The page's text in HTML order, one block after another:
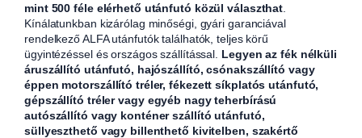
mint 500 féle elérhető utánfutó közül választhat
Kínálatunkban kizárólag minőségi, gyári garanciával
rendelkező ALFA utánfutók találhatók, teljes körű
ügyintézéssel és országos szállítással. Legyen az fék nélküli
áruszállító utánfutó, hajószállító, csónakszállító vagy
éppen motorszállító tréler, fékezett síkplatós utánfutó,
gépszállító tréler vagy egyéb nagy teherbírású
autószállító vagy konténer szállító utánfutó,
süllyeszthető vagy billenthető kivitelben, szakértő